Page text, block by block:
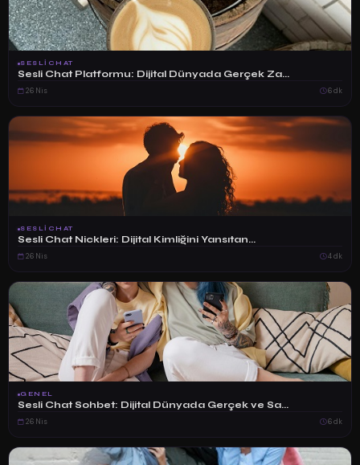
SESLICHAT
Sesli Chat Platformu: Dijital Dünyada Gerçek Za...
26 Nis 6 dk
SESLICHAT
Sesli Chat Nickleri: Dijital Kimliğini Yansıtan...
26 Nis 4 dk
GENEL
Sesli Chat Sohbet: Dijital Dünyada Gerçek ve Sa...
26 Nis 6 dk